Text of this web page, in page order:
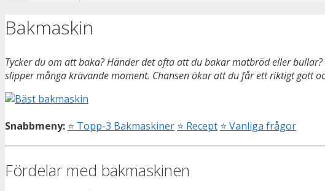
Bakmaskin
Tycker du om att baka? Händer det ofta att du bakar matbröd eller
slipper många krävande moment. Chansen ökar att du får ett riktigt gott
Snabbmeny: ⭐ Topp-3 Bakmaskiner ⭐ Recept ⭐ Vanliga frågor
Fördelar med bakmaskinen